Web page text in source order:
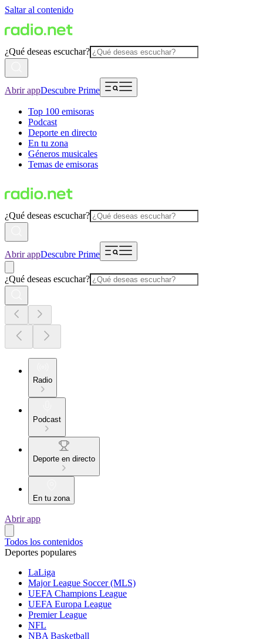
Saltar al contenido
¿Qué deseas escuchar?
Abrir appDescubre Prime
Top 100 emisoras
Podcast
Deporte en directo
En tu zona
Géneros musicales
Temas de emisoras
¿Qué deseas escuchar?
Abrir appDescubre Prime
¿Qué deseas escuchar?
Radio
Podcast
Deporte en directo
En tu zona
Abrir app
Todos los contenidos
Deportes populares
LaLiga
Major League Soccer (MLS)
UEFA Champions League
UEFA Europa League
Premier League
NFL
NBA Basketball